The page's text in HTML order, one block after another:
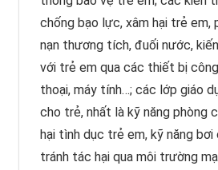
chống bạo lực, xâm hại trẻ em,
nạn thương tích, đuối nước,
với trẻ em qua các thiết bị
thoại, máy tính…; các lớp giáo
cho trẻ, nhất là kỹ năng phòng
hại tình dục trẻ em, kỹ năng bơi
tránh tác hại qua môi trường